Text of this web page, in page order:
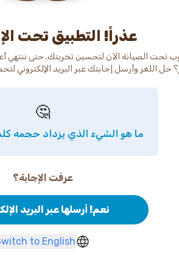
عذراً! التطبيق تحت
تحت الصيانة الآن لتحسين تجربتك. حتى ننتهي
حل اللغز وأرسل إجابتك عبر البريد
🤔
ما هو الشيء الذي يزداد حجمه
عرفت الإجابة؟
نعم! أرسلها عبر البريد
to English